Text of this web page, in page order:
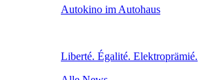
Autokino im Autohaus
Liberté. Égalité. Elektroprämié.